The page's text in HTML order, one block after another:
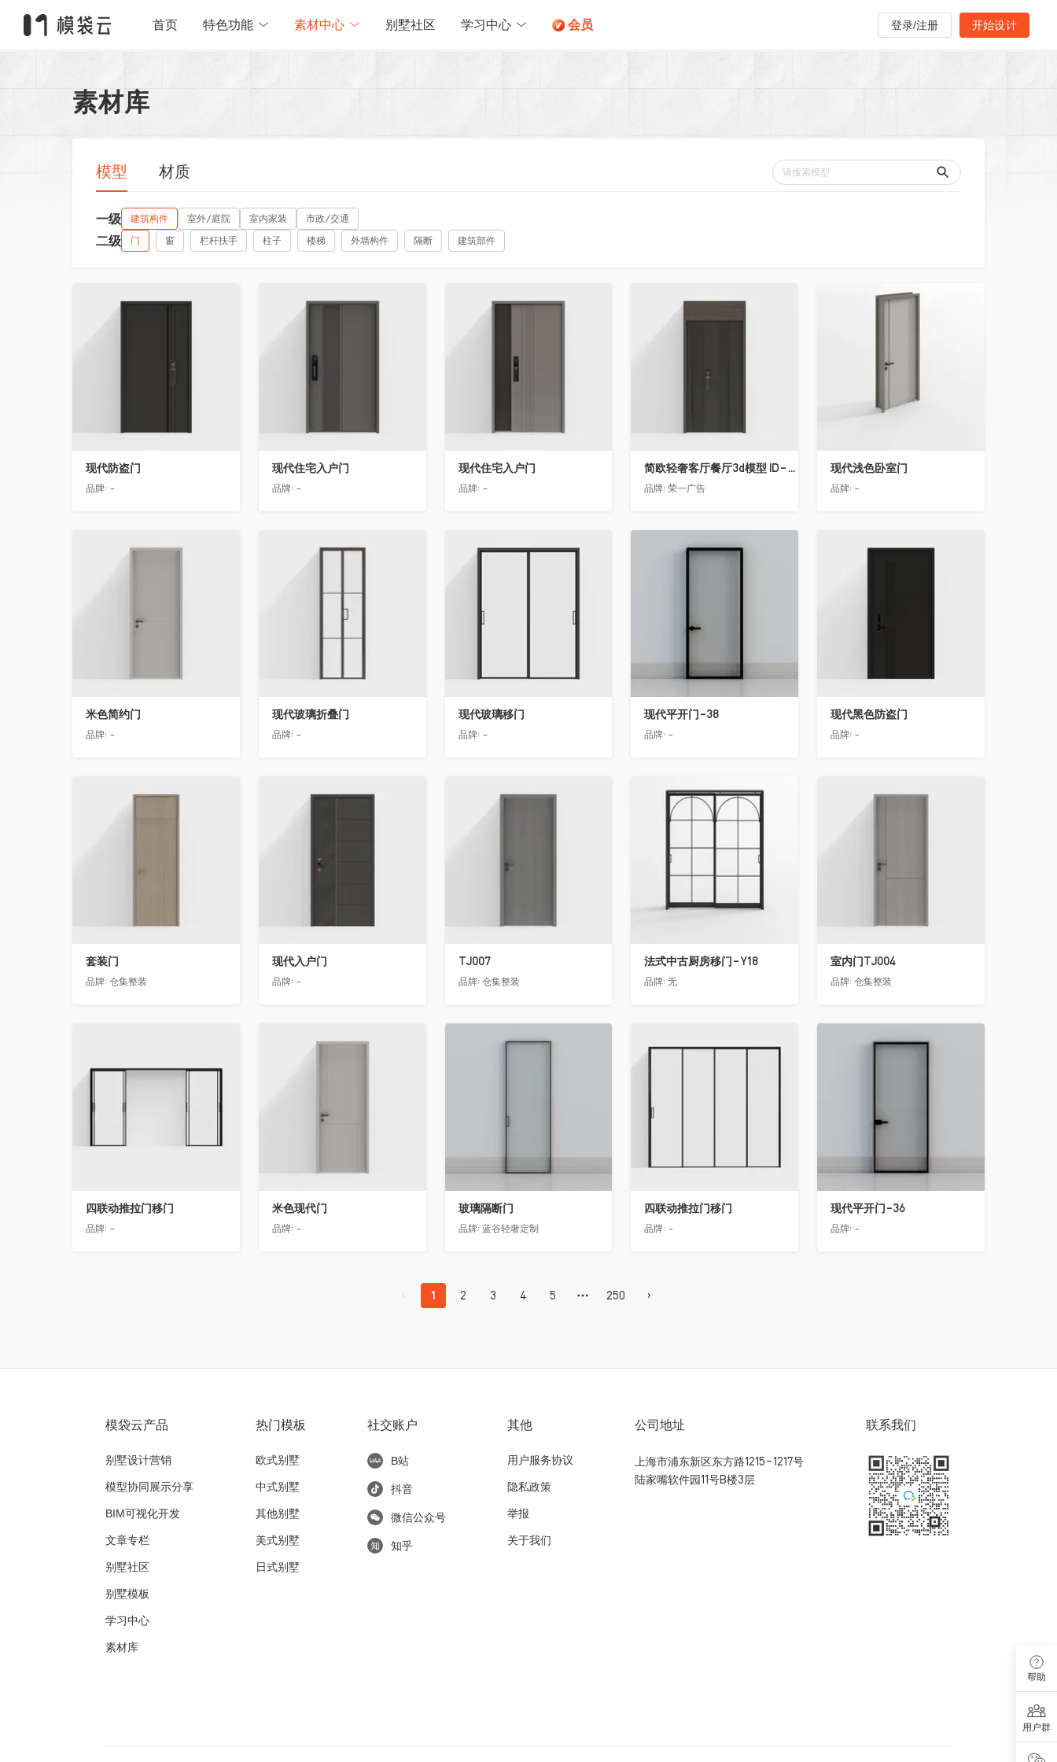
首页 特色功能 素材中心 别墅社区 学习中心 会员 登录/注册 开始设计
素材库
模型 材质
一级 建筑构件 室外/庭院 室内家装 市政/交通
二级 门 窗 栏杆扶手 柱子 楼梯 外墙构件 隔断 建筑部件
收藏
现代防盗门
品牌: -
收藏
现代住宅入户门
品牌: -
收藏
现代住宅入户门
品牌: -
收藏
简欧轻奢客厅餐厅3d模型 ID-11490558入户门2
品牌:荣一广告
现代浅色卧室门
品牌: -
米色简约门
品牌: -
现代玻璃折叠门
品牌: -
收藏
现代玻璃移门
品牌: -
收藏
现代平开门-38
品牌: -
收藏
现代黑色防盗门
品牌: -
套装门
品牌: 仓集整装
收藏
现代入户门
品牌: -
收藏
TJ007
品牌: 仓集整装
收藏
法式中古厨房移门-Y18
品牌:无
收藏
室内门TJ004
品牌:仓集整装
四联动推拉门移门
品牌: -
米色现代门
品牌: -
玻璃隔断门
品牌: 蓝谷轻奢定制
收藏
四联动推拉门移门
品牌: -
收藏
现代平开门-36
品牌: -
1 2 3 4 5 250
模袋云产品
别墅设计营销
模型协同展示分享
BIM可视化开发
文章专栏
别墅社区
别墅模板
学习中心
素材库
热门模板
欧式别墅
中式别墅
其他别墅
美式别墅
日式别墅
社交账户
B站
抖音
微信公众号
知乎
其他
用户服务协议
隐私政策
举报
关于我们
公司地址
上海市浦东新区东方路1215-1217号
陆家嘴软件园11号B楼3层
联系我们
帮助
用户群